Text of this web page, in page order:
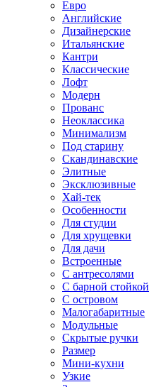
Евро
Английские
Дизайнерские
Итальянские
Кантри
Классические
Лофт
Модерн
Прованс
Неоклассика
Минимализм
Под старину
Скандинавские
Элитные
Эксклюзивные
Хай-тек
Особенности
Для студии
Для хрущевки
Для дачи
Встроенные
С антресолями
С барной стойкой
С островом
Малогабаритные
Модульные
Скрытые ручки
Размер
Мини-кухни
Узкие